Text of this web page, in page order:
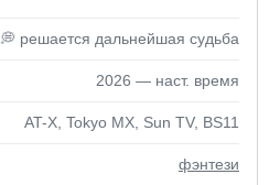
💭 решается дальнейшая судьба
2026 — наст. время
AT-X, Tokyo MX, Sun TV, BS11
фэнтези